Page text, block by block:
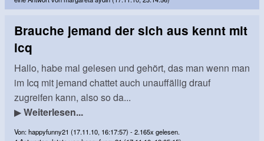
Brauche jemand der sich aus kennt mit
icq
Hallo, habe mal gelesen und gehört, das man wenn man
im Icq mit jemand chattet auch unauffällig drauf
zugreifen kann, also so da...
▶Weiterlesen...
Von: happyfunny21 (17.11.10, 16:17:57) - 2.165x gelesen.